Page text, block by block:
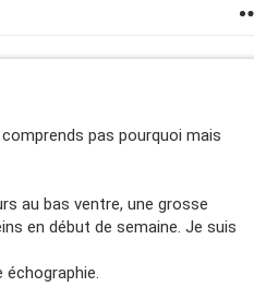
pas pourquoi mais
au bas ventre, une grosse
en début de semaine. Je suis